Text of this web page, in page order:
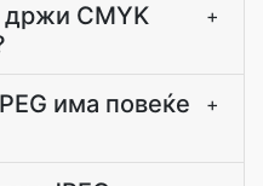
држи CMYK
+
има повеќе
+